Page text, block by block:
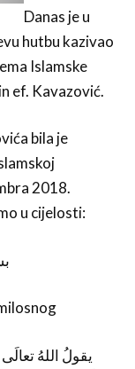
Danas je u
hutbu kazivao
Islamske
ef. Kavazović.
bila je
2018.
u cijelosti:
يقولُ اللهُ